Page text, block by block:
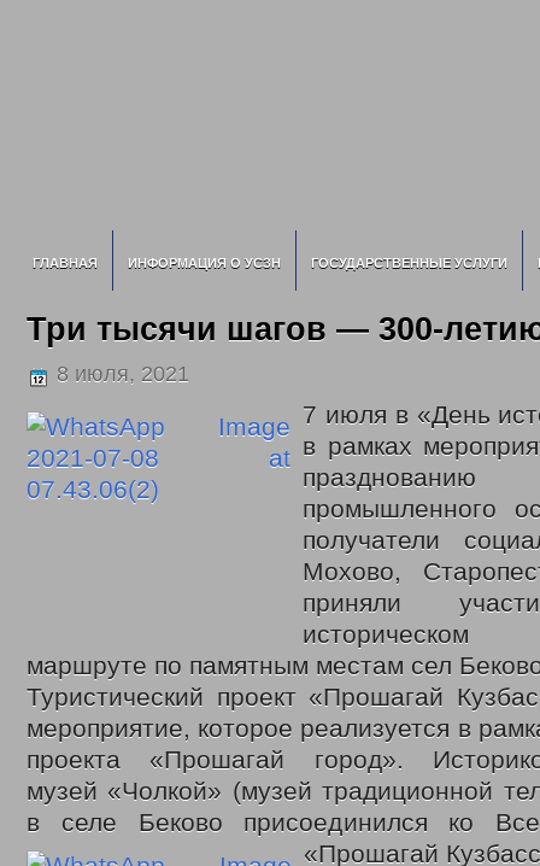
ГЛАВНАЯ ИНФОРМАЦИЯ О УСЗН ГОСУДАРСТВЕННЫЕ УСЛУГИ
Три тысячи шагов — 300-
8 июля, 2021
7 июля в «День
в рамках
промышленного
получатели
Мохово,
приняли
историческом
маршруте по памятным местам сел
Туристический проект «Прошагай
мероприятие, которое реализуется в
проекта «Прошагай город».
музей «Чолкой» (музей традиционной
в селе Беково присоединился ко
«Прошагай